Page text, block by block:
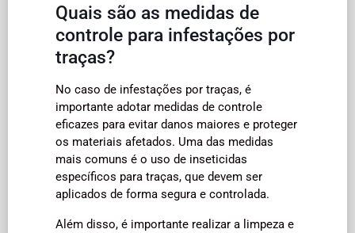
Quais são as medidas de
controle para infestações por
traças?
No caso de infestações por traças, é
importante adotar medidas de controle
eficazes para evitar danos maiores e proteger
os materiais afetados. Uma das medidas
mais comuns é o uso de inseticidas
específicos para traças, que devem ser
aplicados de forma segura e controlada.
Além disso, é importante realizar a limpeza e